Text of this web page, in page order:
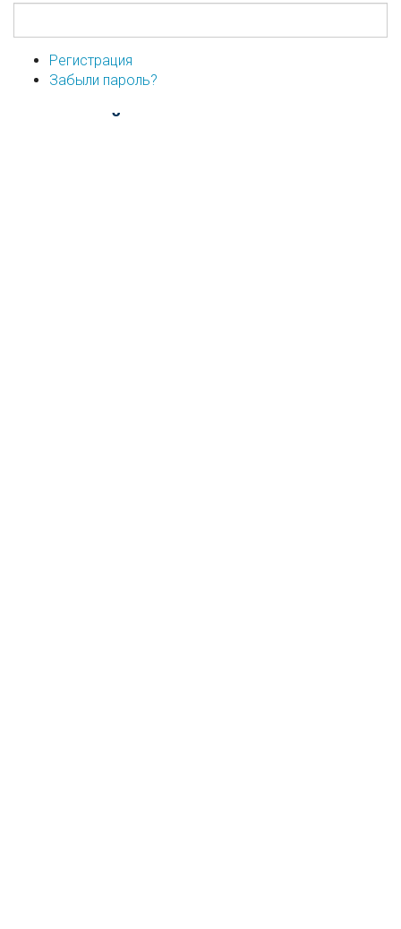
Регистрация
Забыли пароль?
...или войдите используя